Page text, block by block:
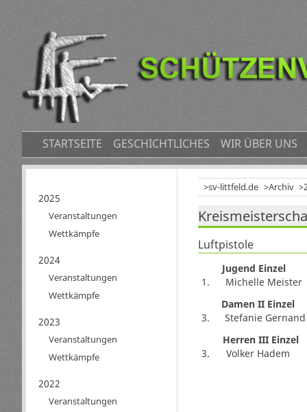
NAVIGATION
ÜBERSPRINGEN
STARTSEITE GESCHICHTLICHES WIR ÜBER UNS
sv-littfeld.de Archiv
Luftpistole
Jugend Einzel
1.
Michelle Meister
Damen II Einzel
3.
Stefanie Gernand
Herren III Einzel
3.
Volker Hadem
Navigation
überspringen
2025
Veranstaltungen
Wettkämpfe
2024
Veranstaltungen
Wettkämpfe
2023
Veranstaltungen
Wettkämpfe
2022
Veranstaltungen